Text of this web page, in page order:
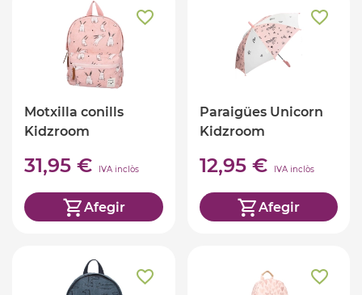
Motxilla conills
Kidzroom
31,95 € IVA inclòs
Afegir
Paraigües Unicorn
Kidzroom
12,95 € IVA inclòs
Afegir